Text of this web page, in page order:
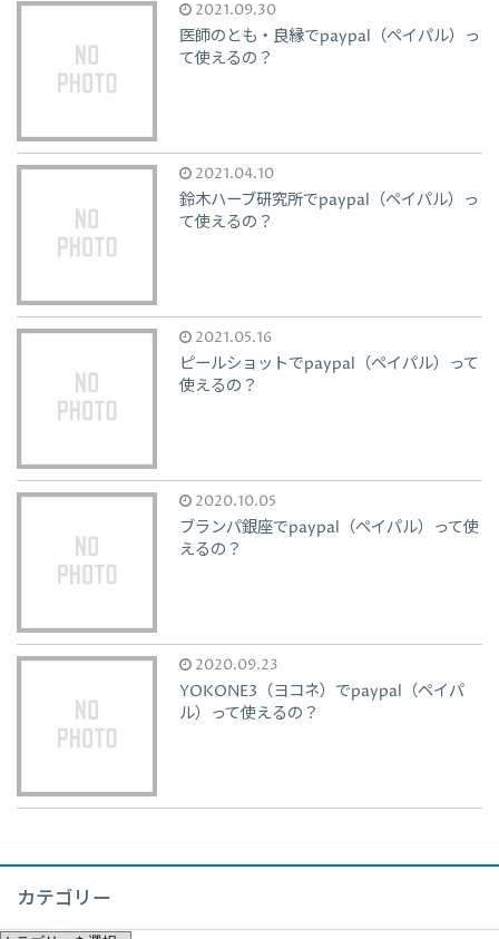
2021.09.30
医師のとも・良縁でpaypal（ペイパル）っ
て使えるの？
2021.04.10
鈴木ハーブ研究所でpaypal（ペイパル）っ
て使えるの？
2021.05.16
ピールショットでpaypal（ペイパル）って
使えるの？
2020.10.05
ブランパ銀座でpaypal（ペイパル）って使
えるの？
2020.09.23
YOKONE3（ヨコネ）でpaypal（ペイパ
ル）って使えるの？
カテゴリー